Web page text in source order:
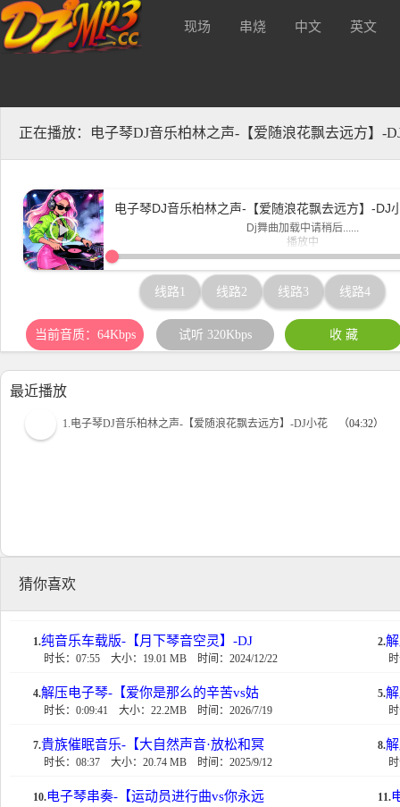
现场 串烧 中文 英文
正在播放：电子琴DJ音乐柏林之声-【爱随浪花飘去远方】-
电子琴DJ音乐柏林之声-【爱随浪花飘去远方】-DJ
Dj舞曲加载中请稍后......
播放中
www.djmp3.cc
线路1 线路2 线路3 线路4
当前音质：64Kbps 试听 320Kbps 收 藏
最近播放
1.电子琴DJ音乐柏林之声-【爱随浪花飘去远方】-DJ小花 （04:32）
猜你喜欢
1.纯音乐车载版-【月下琴音空灵】-DJ
时长：07:55 大小：19.01 MB 时间：2024/12/22
2.
4.解压电子琴-【爱你是那么的辛苦vs姑
时长：0:09:41 大小：22.2MB 时间：2026/7/19
5.
7.貴族催眠音乐-【大自然声音·放松和冥
时长：08:37 大小：20.74 MB 时间：2025/9/12
8.
10.电子琴串奏-【运动员进行曲vs你永远 11.